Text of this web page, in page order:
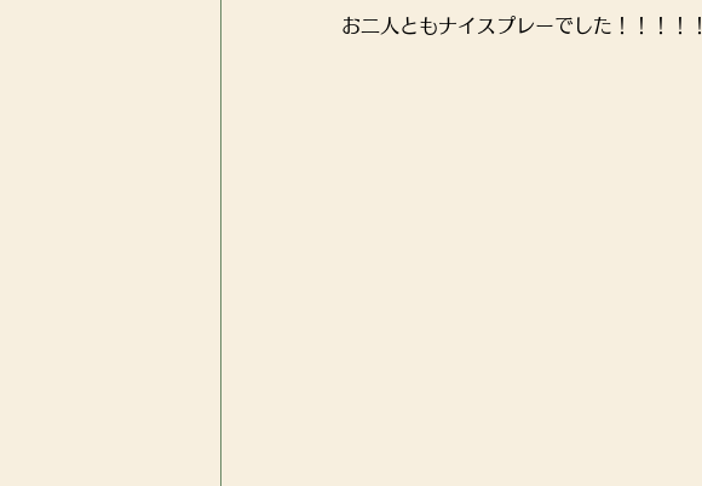
お二人ともナイスプレーでした！！！！！